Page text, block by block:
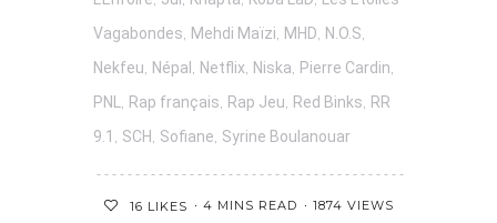
Vagabondes, Mehdi Maïzi, MHD, N.O.S,
Nekfeu, Népal , Netflix, Niska, Pierre Cardin,
PNL , Rap français, Rap Jeu, Red Binks, RR
9.1 , SCH, Sofiane, Syrine Boulanouar
16 LIKES 4 MINS READ 1874 VIEWS